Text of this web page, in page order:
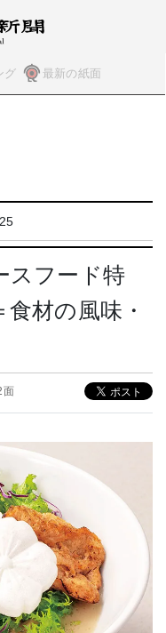
グ 最新の紙面
スフード特
材の風味・
面